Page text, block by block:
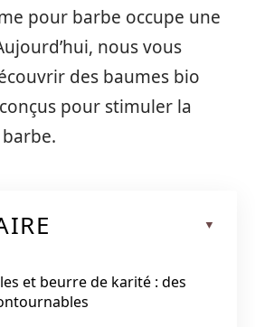
pour barbe occupe une
nous vous
des baumes bio
pour stimuler la
et beurre de karité : des